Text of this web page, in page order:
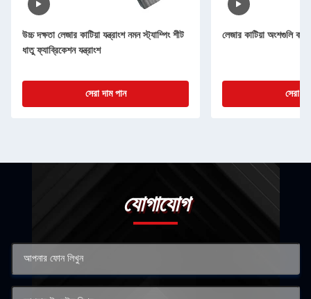
উচ্চ দক্ষতা লেজার কাটিয়া যন্ত্রাংশ নমন স্ট্যাম্পিং শীট
ধাতু ফ্যাব্রিকেশন যন্ত্রাংশ
সেরা দাম পান
লেজার কাটিয়া অংশগুলি
সেরা
যোগাযোগ